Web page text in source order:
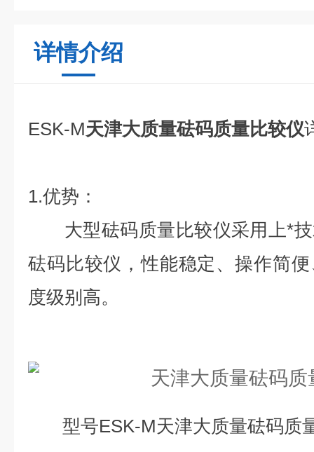
详情介绍
ESK-M天津大质量砝码质量比较仪
1.优势：
大型砝码质量比较仪采用上*技
砝码比较仪，性能稳定、操作简
度级别高。
型号ESK-M天津大质量砝码质